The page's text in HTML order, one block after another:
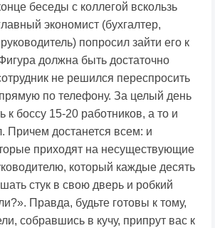
беседы с коллегой вскользь
экономист (бухгалтер,
попросил зайти его к
должна быть достаточно
не решился переспросить
по телефону. За целый день
к боссу 15-20 работников, а то и
Причем достанется всем: и
приходят на несуществующие
который каждые десять
стук в свою дверь и робкий
Правда, будьте готовы к тому,
собравшись в кучу, припрут вас к